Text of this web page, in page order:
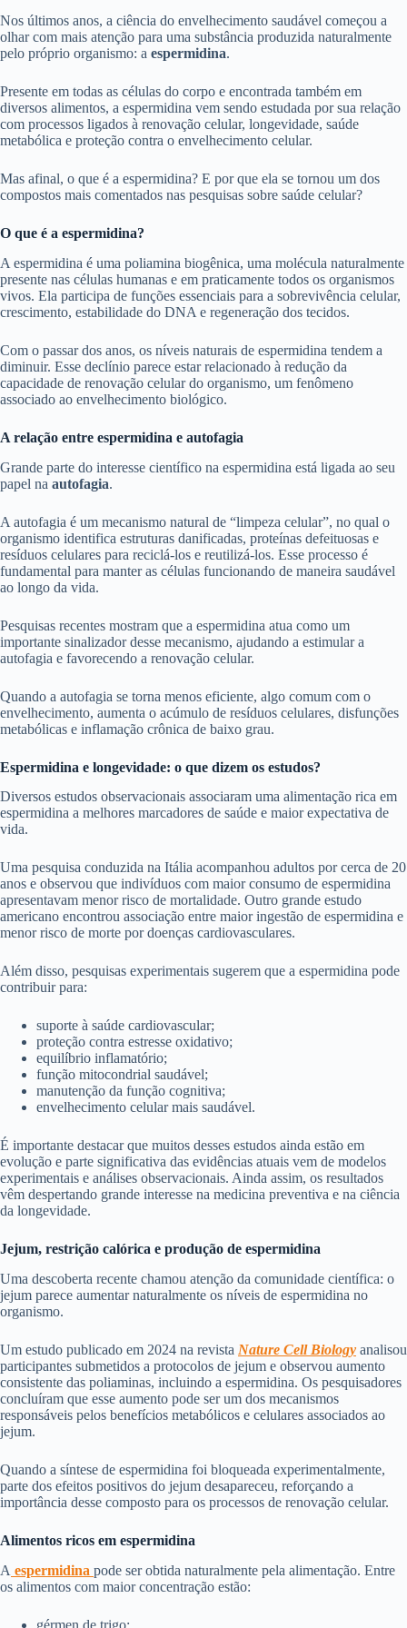
Nos últimos anos, a ciência do envelhecimento saudável começou a
olhar com mais atenção para uma substância produzida naturalmente
pelo próprio organismo: a espermidina.
Presente em todas as células do corpo e encontrada também em
diversos alimentos, a espermidina vem sendo estudada por sua relação
com processos ligados à renovação celular, longevidade, saúde
metabólica e proteção contra o envelhecimento celular.
Mas afinal, o que é a espermidina? E por que ela se tornou um dos
compostos mais comentados nas pesquisas sobre saúde celular?
O que é a espermidina?
A espermidina é uma poliamina biogênica, uma molécula naturalmente
presente nas células humanas e em praticamente todos os organismos
vivos. Ela participa de funções essenciais para a sobrevivência celular,
crescimento, estabilidade do DNA e regeneração dos tecidos.
Com o passar dos anos, os níveis naturais de espermidina tendem a
diminuir. Esse declínio parece estar relacionado à redução da
capacidade de renovação celular do organismo, um fenômeno
associado ao envelhecimento biológico.
A relação entre espermidina e autofagia
Grande parte do interesse científico na espermidina está ligada ao seu
papel na autofagia.
A autofagia é um mecanismo natural de “limpeza celular”, no qual o
organismo identifica estruturas danificadas, proteínas defeituosas e
resíduos celulares para reciclá-los e reutilizá-los. Esse processo é
fundamental para manter as células funcionando de maneira saudável
ao longo da vida.
Pesquisas recentes mostram que a espermidina atua como um
importante sinalizador desse mecanismo, ajudando a estimular a
autofagia e favorecendo a renovação celular.
Quando a autofagia se torna menos eficiente, algo comum com o
envelhecimento, aumenta o acúmulo de resíduos celulares, disfunções
metabólicas e inflamação crônica de baixo grau.
Espermidina e longevidade: o que dizem os estudos?
Diversos estudos observacionais associaram uma alimentação rica em
espermidina a melhores marcadores de saúde e maior expectativa de
vida.
Uma pesquisa conduzida na Itália acompanhou adultos por cerca de 20
anos e observou que indivíduos com maior consumo de espermidina
apresentavam menor risco de mortalidade. Outro grande estudo
americano encontrou associação entre maior ingestão de espermidina e
menor risco de morte por doenças cardiovasculares.
Além disso, pesquisas experimentais sugerem que a espermidina pode
contribuir para:
suporte à saúde cardiovascular;
proteção contra estresse oxidativo;
equilíbrio inflamatório;
função mitocondrial saudável;
manutenção da função cognitiva;
envelhecimento celular mais saudável.
É importante destacar que muitos desses estudos ainda estão em
evolução e parte significativa das evidências atuais vem de modelos
experimentais e análises observacionais. Ainda assim, os resultados
vêm despertando grande interesse na medicina preventiva e na ciência
da longevidade.
Jejum, restrição calórica e produção de espermidina
Uma descoberta recente chamou atenção da comunidade científica: o
jejum parece aumentar naturalmente os níveis de espermidina no
organismo.
Um estudo publicado em 2024 na revista Nature Cell Biology analisou
participantes submetidos a protocolos de jejum e observou aumento
consistente das poliaminas, incluindo a espermidina. Os pesquisadores
concluíram que esse aumento pode ser um dos mecanismos
responsáveis pelos benefícios metabólicos e celulares associados ao
jejum.
Quando a síntese de espermidina foi bloqueada experimentalmente,
parte dos efeitos positivos do jejum desapareceu, reforçando a
importância desse composto para os processos de renovação celular.
Alimentos ricos em espermidina
A espermidina pode ser obtida naturalmente pela alimentação. Entre
os alimentos com maior concentração estão:
gérmen de trigo;